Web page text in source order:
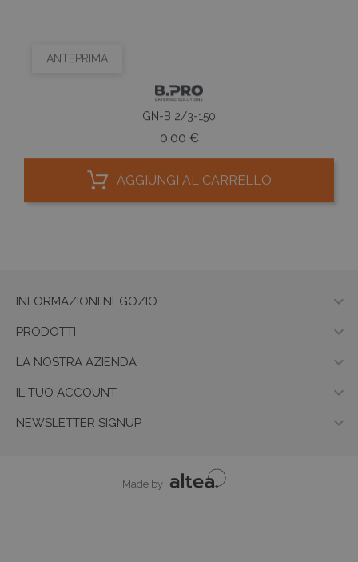
ANTEPRIMA
GN-B 2/3-150
0,00 €Prezzo
AGGIUNGI AL CARRELLO
INFORMAZIONI NEGOZIO 
PRODOTTI 
LA NOSTRA AZIENDA 
IL TUO ACCOUNT 
NEWSLETTER SIGNUP 
Made by